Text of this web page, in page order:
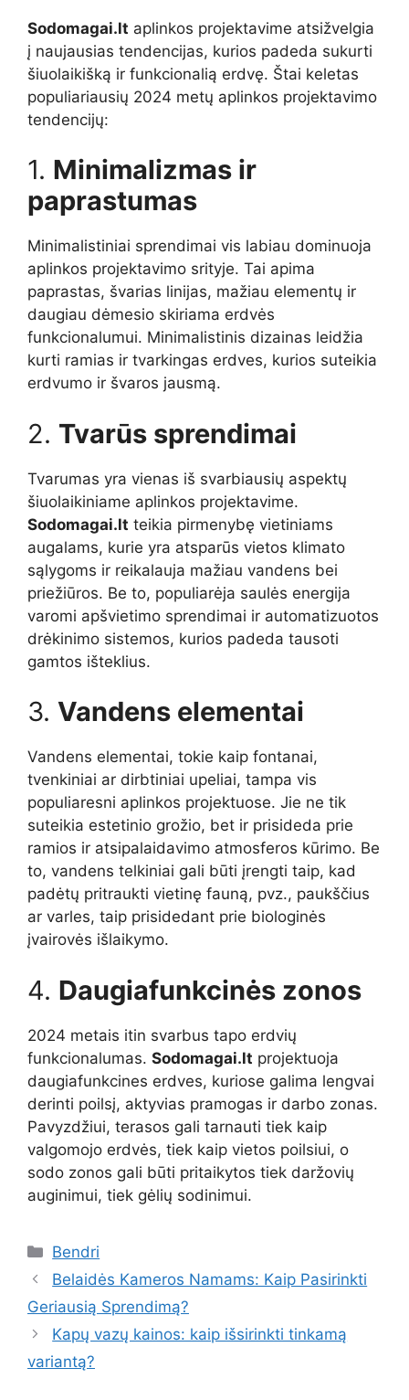
Sodomagai.lt aplinkos projektavime atsižvelgia
į naujausias tendencijas, kurios padeda sukurti
šiuolaikišką ir funkcionalią erdvę. Štai keletas
populiariausių 2024 metų aplinkos projektavimo
tendencijų:
1. Minimalizmas ir
paprastumas
Minimalistiniai sprendimai vis labiau dominuoja
aplinkos projektavimo srityje. Tai apima
paprastas, švarias linijas, mažiau elementų ir
daugiau dėmesio skiriama erdvės
funkcionalumui. Minimalistinis dizainas leidžia
kurti ramias ir tvarkingas erdves, kurios suteikia
erdvumo ir švaros jausmą.
2. Tvarūs sprendimai
Tvarumas yra vienas iš svarbiausių aspektų
šiuolaikiniame aplinkos projektavime.
Sodomagai.lt teikia pirmenybę vietiniams
augalams, kurie yra atsparūs vietos klimato
sąlygoms ir reikalauja mažiau vandens bei
priežiūros. Be to, populiarėja saulės energija
varomi apšvietimo sprendimai ir automatizuotos
drėkinimo sistemos, kurios padeda tausoti
gamtos išteklius.
3. Vandens elementai
Vandens elementai, tokie kaip fontanai,
tvenkiniai ar dirbtiniai upeliai, tampa vis
populiaresni aplinkos projektuose. Jie ne tik
suteikia estetinio grožio, bet ir prisideda prie
ramios ir atsipalaidavimo atmosferos kūrimo. Be
to, vandens telkiniai gali būti įrengti taip, kad
padėtų pritraukti vietinę fauną, pvz., paukščius
ar varles, taip prisidedant prie biologinės
įvairovės išlaikymo.
4. Daugiafunkcinės zonos
2024 metais itin svarbus tapo erdvių
funkcionalumas. Sodomagai.lt projektuoja
daugiafunkcines erdves, kuriose galima lengvai
derinti poilsį, aktyvias pramogas ir darbo zonas.
Pavyzdžiui, terasos gali tarnauti tiek kaip
valgomojo erdvės, tiek kaip vietos poilsiui, o
sodo zonos gali būti pritaikytos tiek daržovių
auginimui, tiek gėlių sodinimui.
Kategorijos
Bendri
Belaidės Kameros Namams: Kaip Pasirinkti
Geriausią Sprendimą?
Kapų vazų kainos: kaip išsirinkti tinkamą
variantą?